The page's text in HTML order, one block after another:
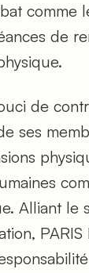
comme
de
de
ses
Alliant le
PARIS